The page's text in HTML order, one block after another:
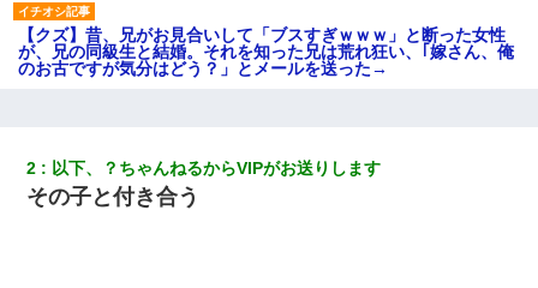
【クズ】昔、兄がお見合いして「ブスすぎｗｗｗ」と断った女性
が、兄の同級生と結婚。それを知った兄は荒れ狂い、｢嫁さん、俺
のお古ですが気分はどう？」とメールを送った→
い？」
2 以下、？ちゃんねるからVIPがお送りします
その子と付き合う